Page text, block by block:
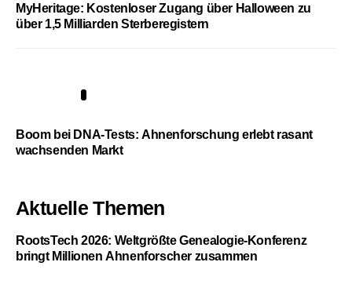
MyHeritage: Kostenloser Zugang über Halloween zu
über 1,5 Milliarden Sterberegistern
Boom bei DNA-Tests: Ahnenforschung erlebt rasant
wachsenden Markt
Aktuelle Themen
RootsTech 2026: Weltgrößte Genealogie-Konferenz
bringt Millionen Ahnenforscher zusammen